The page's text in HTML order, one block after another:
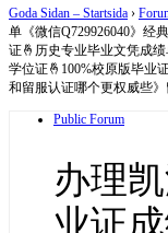
Goda Sidan – Startsida ›
单《微信Q729926040》经
证🤞历史专业毕业文凭成
学位证🤞100%校原版毕业
和留服认证哪个更权威些
Public Forum
办理
业证